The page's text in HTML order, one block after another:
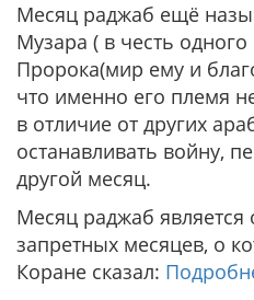
Месяц раджаб ещё
Музара ( в честь
Пророка(мир ему и
что именно его племя
в отличие от других
останавливать войну,
другой месяц.
Месяц раджаб
запретных месяцев, о
Коране сказал: